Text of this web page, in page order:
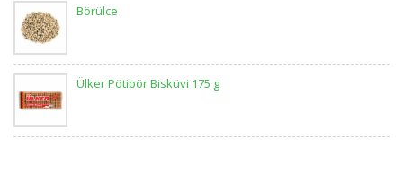
Börülce
Ülker Pötibör Bisküvi 175 g